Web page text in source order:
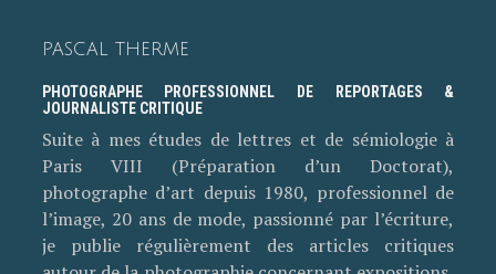
PASCAL THERME
PHOTOGRAPHE PROFESSIONNEL DE REPORTAGES &
JOURNALISTE CRITIQUE
Suite à mes études de lettres et de sémiologie à
Paris VIII (Préparation d’un Doctorat),
photographe d’art depuis 1980, professionnel de
l’image, 20 ans de mode, passionné par l’écriture,
je publie régulièrement des articles critiques